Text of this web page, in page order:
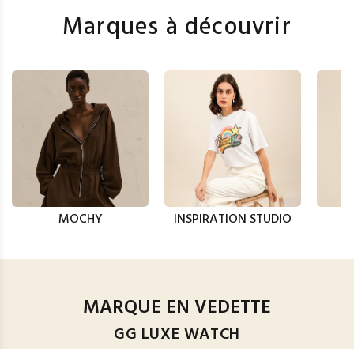
Marques à découvrir
MOCHY INSPIRATION STUDIO
MARQUE EN VEDETTE
GG LUXE WATCH